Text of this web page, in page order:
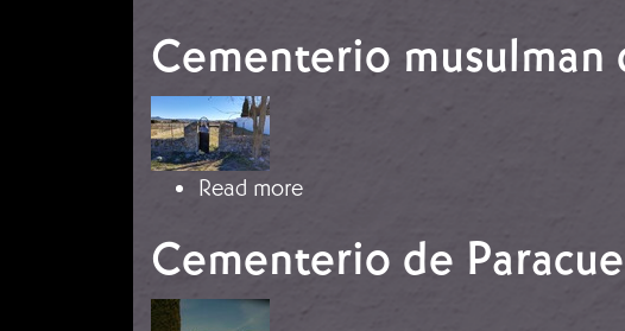
Cementerio musulman
Image
Read moreabout Cementerio musulman de
Cementerio de
Image